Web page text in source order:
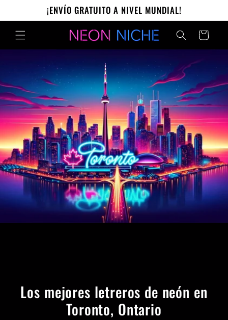
directamente
al contenido
¡ENVÍO GRATUITO A NIVEL MUNDIAL!
Carrito
Los mejores letreros de neón en
Toronto, Ontario